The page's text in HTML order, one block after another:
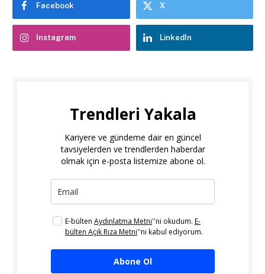
Facebook X
Instagram LinkedIn
Trendleri Yakala
Kariyere ve gündeme dair en güncel
tavsiyelerden ve trendlerden haberdar
olmak için e-posta listemize abone ol.
E-bülten Aydınlatma Metni''ni okudum. E-
bülten Açık Rıza Metni''ni kabul ediyorum.
Abone Ol